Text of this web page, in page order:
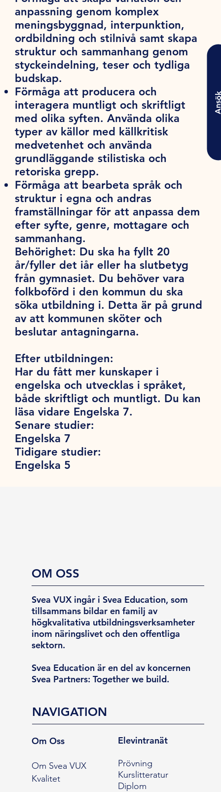
anpassning genom komplex
meningsbyggnad, interpunktion,
ordbildning och stilnivå samt skapa
struktur och sammanhang genom
styckeindelning, teser och tydliga
budskap.
Förmåga att producera och
interagera muntligt och skriftligt
med olika syften. Använda olika
typer av källor med källkritisk
medvetenhet och använda
grundläggande stilistiska och
retoriska grepp.
Förmåga att bearbeta språk och
struktur i egna och andras
framställningar för att anpassa dem
efter syfte, genre, mottagare och
sammanhang.
Behörighet: Du ska ha fyllt 20
år/fyller det iår eller ha slutbetyg
från gymnasiet. Du behöver vara
folkboförd i den kommun du ska
söka utbildning i. Detta är på grund
av att kommunen sköter och
beslutar antagningarna.
Efter utbildningen:
Har du fått mer kunskaper i
engelska och utvecklas i språket,
både skriftligt och muntligt. Du kan
läsa vidare Engelska 7.
Senare studier:
Engelska 7
Tidigare studier:
Engelska 5
OM OSS
Svea VUX ingår i Svea Education, som
tillsammans bildar en familj av
högkvalitativa utbildningsverksamheter
inom näringslivet och den offentliga
sektorn.
Svea Education är en del av koncernen
Svea Partners: Together we build.
NAVIGATION
Om Oss
Om Svea VUX
Kvalitet
Elevintranät
Prövning
Kurslitteratur
Diplom